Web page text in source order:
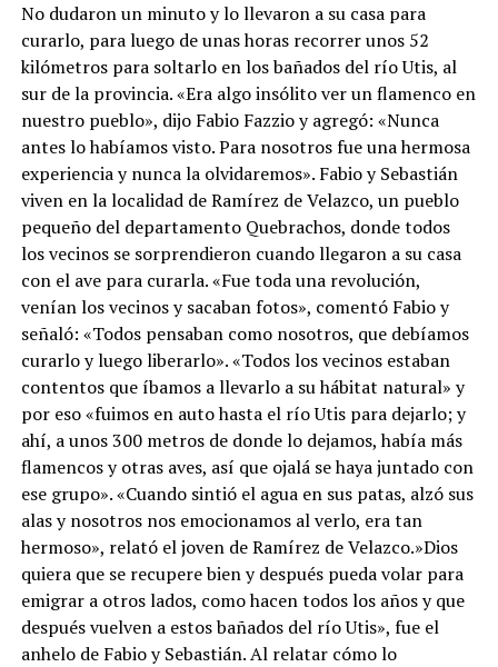
No dudaron un minuto y lo llevaron a su casa para
curarlo, para luego de unas horas recorrer unos 52
kilómetros para soltarlo en los bañados del río Utis, al
sur de la provincia. «Era algo insólito ver un flamenco en
nuestro pueblo», dijo Fabio Fazzio y agregó: «Nunca
antes lo habíamos visto. Para nosotros fue una hermosa
experiencia y nunca la olvidaremos». Fabio y Sebastián
viven en la localidad de Ramírez de Velazco, un pueblo
pequeño del departamento Quebrachos, donde todos
los vecinos se sorprendieron cuando llegaron a su casa
con el ave para curarla. «Fue toda una revolución,
venían los vecinos y sacaban fotos», comentó Fabio y
señaló: «Todos pensaban como nosotros, que debíamos
curarlo y luego liberarlo». «Todos los vecinos estaban
contentos que íbamos a llevarlo a su hábitat natural» y
por eso «fuimos en auto hasta el río Utis para dejarlo; y
ahí, a unos 300 metros de donde lo dejamos, había más
flamencos y otras aves, así que ojalá se haya juntado con
ese grupo». «Cuando sintió el agua en sus patas, alzó sus
alas y nosotros nos emocionamos al verlo, era tan
hermoso», relató el joven de Ramírez de Velazco.»Dios
quiera que se recupere bien y después pueda volar para
emigrar a otros lados, como hacen todos los años y que
después vuelven a estos bañados del río Utis», fue el
anhelo de Fabio y Sebastián. Al relatar cómo lo